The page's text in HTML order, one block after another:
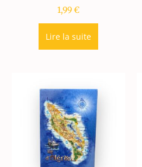
1,99€
Lire la suite